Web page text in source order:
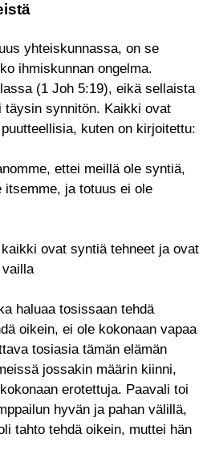
yhteiskunnassa, on se
ihmiskunnan ongelma.
(1 Joh 5:19), eikä sellaista
täysin synnitön. Kaikki ovat
kuten on kirjoitettu:
ettei meillä ole syntiä,
itsemme, ja totuus ei ole
ovat syntiä tehneet ja ovat
haluaa tosissaan tehdä
oikein, ei ole kokonaan vapaa
tosiasia tämän elämän
jossakin määrin kiinni,
erotettuja. Paavali toi
hyvän ja pahan välillä,
tahto tehdä oikein, muttei hän